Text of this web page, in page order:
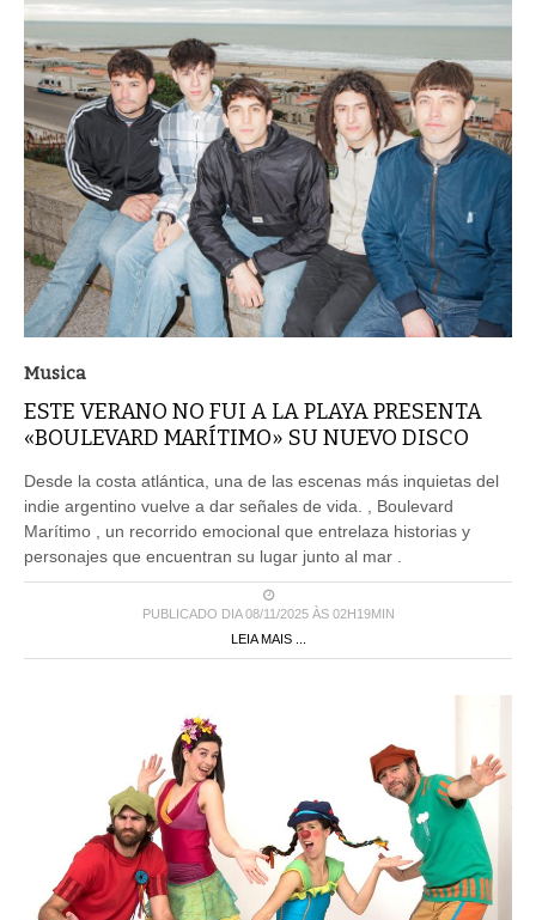
Musica
ESTE VERANO NO FUI A LA PLAYA PRESENTA
«BOULEVARD MARÍTIMO» SU NUEVO DISCO
Desde la costa atlántica, una de las escenas más inquietas del
indie argentino vuelve a dar señales de vida. , Boulevard
Marítimo , un recorrido emocional que entrelaza historias y
personajes que encuentran su lugar junto al mar .
PUBLICADO DIA 08/11/2025 ÀS 02H19MIN
LEIA MAIS ...